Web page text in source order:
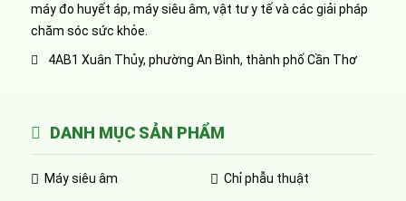
máy đo huyết áp, máy siêu âm, vật tư y tế và các giải pháp
chăm sóc sức khỏe.
4AB1 Xuân Thủy, phường An Bình, thành phố Cần Thơ
DANH MỤC SẢN PHẨM
Máy siêu âm Chỉ phẫu thuật